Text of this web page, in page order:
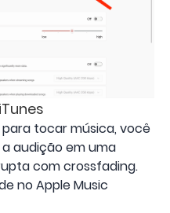
tocar música, você
audição em uma
com crossfading.
no Apple Music